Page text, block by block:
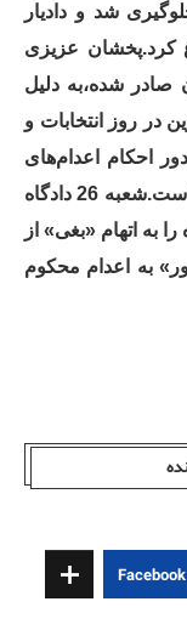
شد و دادیار
کرد.پخشان عزیزی
صادر شده،به دلیل
در روز انتخابات و
احکام اعدام‌های
دیگر با دو پرونده قضایی دیگر مواجه شده است.شعبه 26 دادگاه
سال 1403 نامبرده را به اتهام «بغی» از
به اعدام محکوم
Facebook